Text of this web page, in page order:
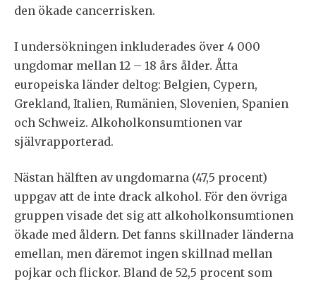
den ökade cancerrisken.
I undersökningen inkluderades över 4 000
ungdomar mellan 12 – 18 års ålder. Åtta
europeiska länder deltog: Belgien, Cypern,
Grekland, Italien, Rumänien, Slovenien, Spanien
och Schweiz. Alkoholkonsumtionen var
självrapporterad.
Nästan hälften av ungdomarna (47,5 procent)
uppgav att de inte drack alkohol. För den övriga
gruppen visade det sig att alkoholkonsumtionen
ökade med åldern. Det fanns skillnader länderna
emellan, men däremot ingen skillnad mellan
pojkar och flickor. Bland de 52,5 procent som